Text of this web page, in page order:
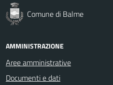
Comune di Balme
AMMINISTRAZIONE
Aree amministrative
Documenti e dati